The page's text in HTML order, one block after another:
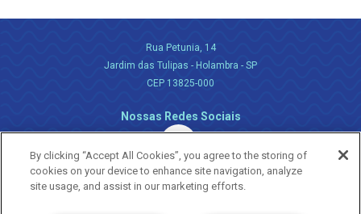
Rua Petunia, 14
Jardim das Tulipas - Holambra - SP
CEP 13825-000
Nossas Redes Sociais
By clicking “Accept All Cookies”, you agree to the storing of
cookies on your device to enhance site navigation, analyze
site usage, and assist in our marketing efforts.